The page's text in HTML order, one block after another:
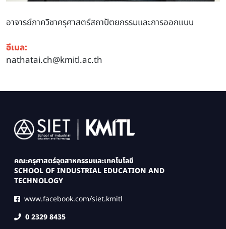
อาจารย์ภาควิชาครุศาสตร์สถาปัตยกรรมและการออกแบบ
อีเมล:
nathatai.ch@kmitl.ac.th
Image
คณะครุศาสตร์อุตสาหกรรมและเทคโนโลยี
SCHOOL OF INDUSTRIAL EDUCATION AND
TECHNOLOGY
www.facebook.com/siet.kmitl
0 2329 8435